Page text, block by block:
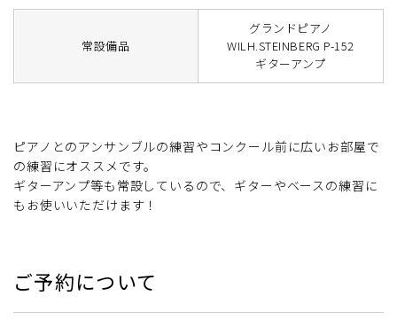
常設備品
グランドピアノ
WILH.STEINBERG P-152
ギターアンプ
ピアノとのアンサンブルの練習やコンクール前に広いお部屋で
の練習にオススメです。
ギターアンプ等も常設しているので、ギターやベースの練習に
もお使いいただけます！
ご予約について